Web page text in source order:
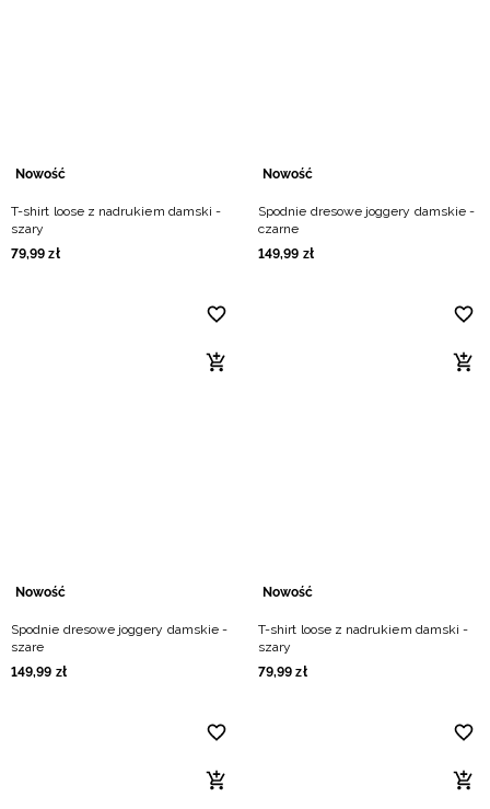
Nowość
T-shirt loose z nadrukiem damski -
szary
79,99 zł
Nowość
Spodnie dresowe joggery damskie -
czarne
149,99 zł
Nowość
Spodnie dresowe joggery damskie -
szare
149,99 zł
Nowość
T-shirt loose z nadrukiem damski -
szary
79,99 zł